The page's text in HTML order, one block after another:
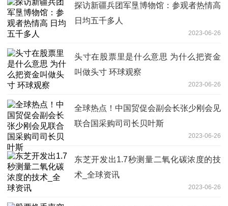
探访新疆兵团军垦博物馆：参观者热情高
日均五千多人
2023-06-26
头寸在股票里是什么意思 为什么把资金
叫做头寸 环球观察
2023-06-26
全球热点！中国贸促会副会长张少刚会见
联合国采购司司长贝叶斯
2023-06-26
东芝开发出1.7秒测量二氧化碳浓度的技
术_全球资讯
2023-06-26